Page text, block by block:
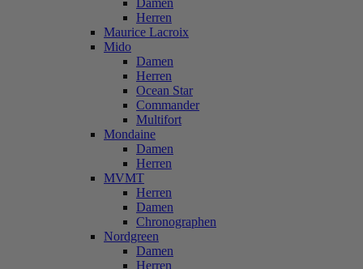
Damen
Herren
Maurice Lacroix
Mido
Damen
Herren
Ocean Star
Commander
Multifort
Mondaine
Damen
Herren
MVMT
Herren
Damen
Chronographen
Nordgreen
Damen
Herren